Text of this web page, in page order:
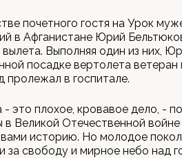
почетного гостя на Урок
в Афганистане Юрий
Выполняя один из них,
посадке вертолета
пролежал в госпитале.
- это плохое, кровавое дело, -
в Великой Отечественной
историю. Но молодое
за свободу и мирное небо над